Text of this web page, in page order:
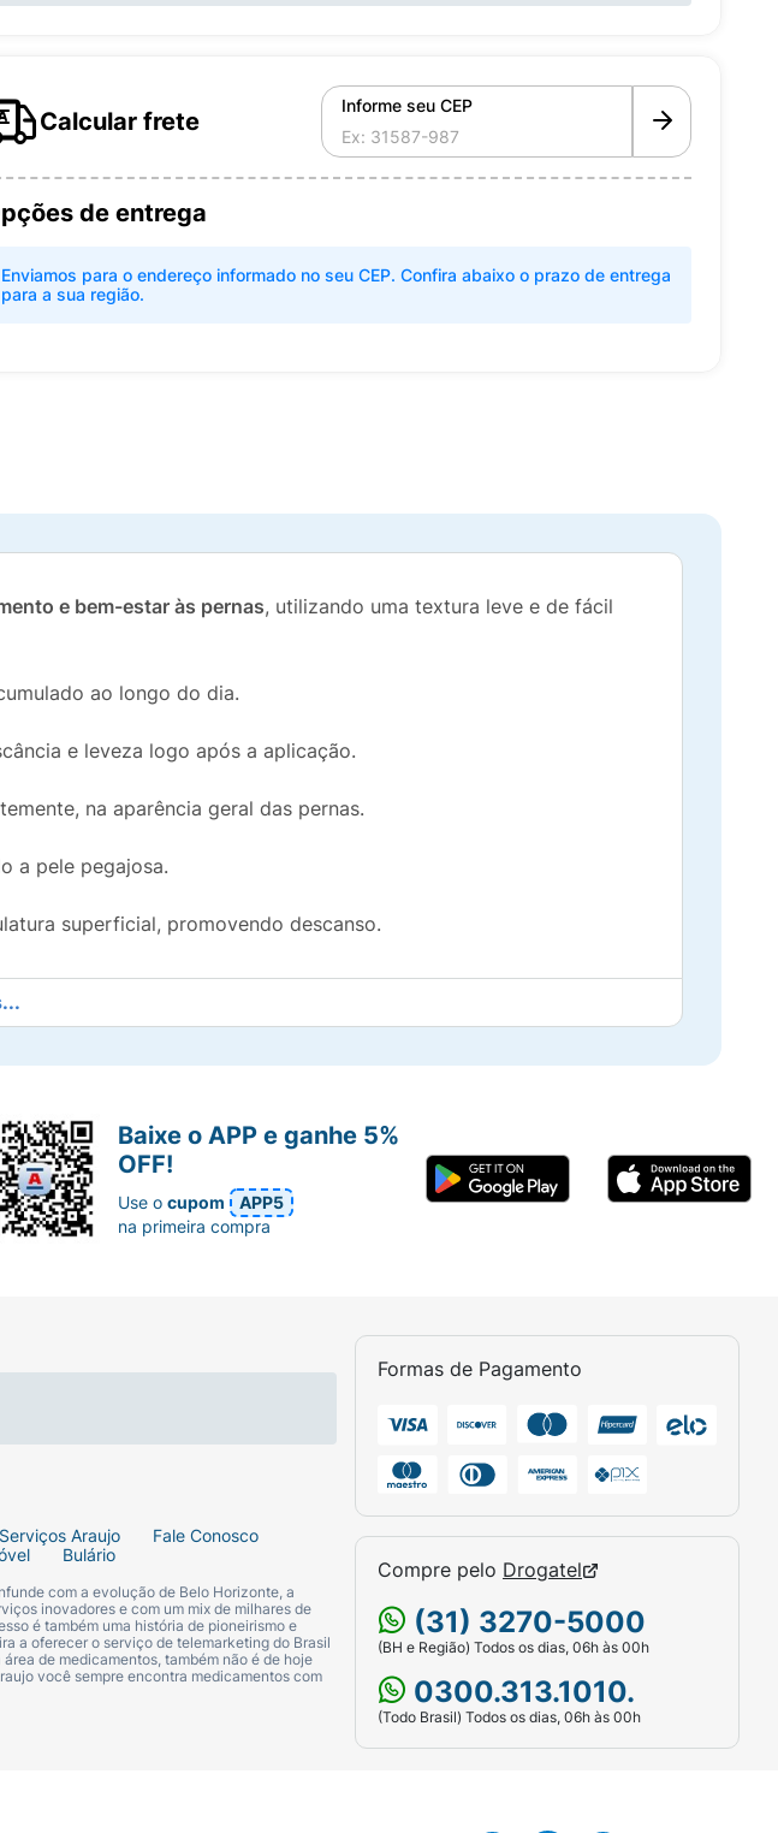
Calcular frete
Informe seu CEP
de entrega
Enviamos para o endereço informado no seu CEP. Confira abaixo o prazo de entrega
para a sua região.
e bem-estar às pernas, utilizando uma textura leve e de fácil
ao longo do dia.
e leveza logo após a aplicação.
na aparência geral das pernas.
a pele pegajosa.
superficial, promovendo descanso.
Serviços Araujo
Fale Conosco
Bulário
com a evolução de Belo Horizonte, a
inovadores e com um mix de milhares de
é também uma história de pioneirismo e
a oferecer o serviço de telemarketing do Brasil
de medicamentos, também não é de hoje
você sempre encontra medicamentos com
Formas de Pagamento
Compre pelo Drogatel
(31) 3270-5000
(BH e Região) Todos os dias, 06h às 00h
0300.313.1010.
(Todo Brasil) Todos os dias, 06h às 00h
Baixe o APP e ganhe 5%
OFF!
Use ocupom
APP5
na primeira compra